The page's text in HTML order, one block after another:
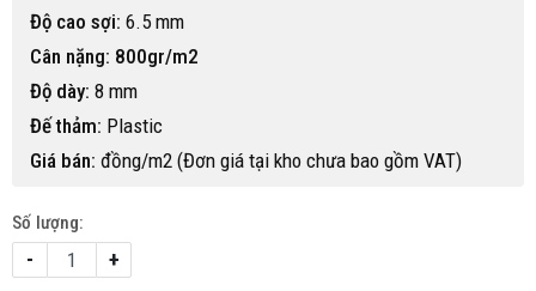
Độ cao sợi: 6.5 mm
Cân nặng: 800gr/m2
Độ dày: 8 mm
Đế thảm: Plastic
Giá bán: đồng/m2 (Đơn giá tại kho chưa bao gồm VAT)
Số lượng:
- +